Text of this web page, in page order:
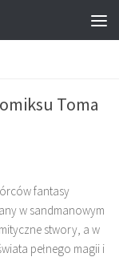
Toma
fantasy
w sandmanowym
stwory, a w
pełnego magii i